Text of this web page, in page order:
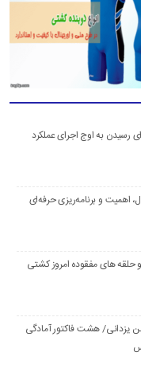
رسیدن به اوج اجرای عملکرد
و برنامه‌ریزی حرفه‌ای
های مفقوده امروز کشتی
یزدانی/ هشت فاکتور آمادگی